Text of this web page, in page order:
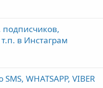
подписчиков,
в Инстаграм
WHATSAPP, VIBER